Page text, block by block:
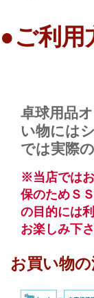
●ご利用
卓球用品
い物には
では実際
※当店では
保のためＳ
の目的には
お楽しみ下
お買い物